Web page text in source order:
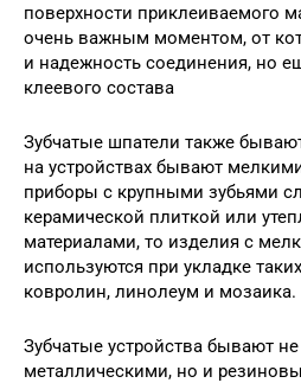
поверхности приклеиваемого
очень важным моментом, от
и надежность соединения, но
клеевого состава
Зубчатые шпатели также
на устройствах бывают
приборы с крупными зубьями
керамической плиткой или
материалами, то изделия с
используются при укладке
ковролин, линолеум и мозаика.
Зубчатые устройства бывают
металлическими, но и